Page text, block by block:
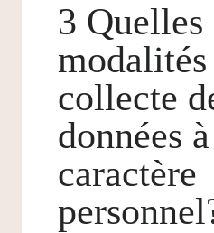
3 Quelles
modalités
collecte
données à
caractère